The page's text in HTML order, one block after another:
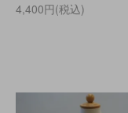
4,400円(税込)